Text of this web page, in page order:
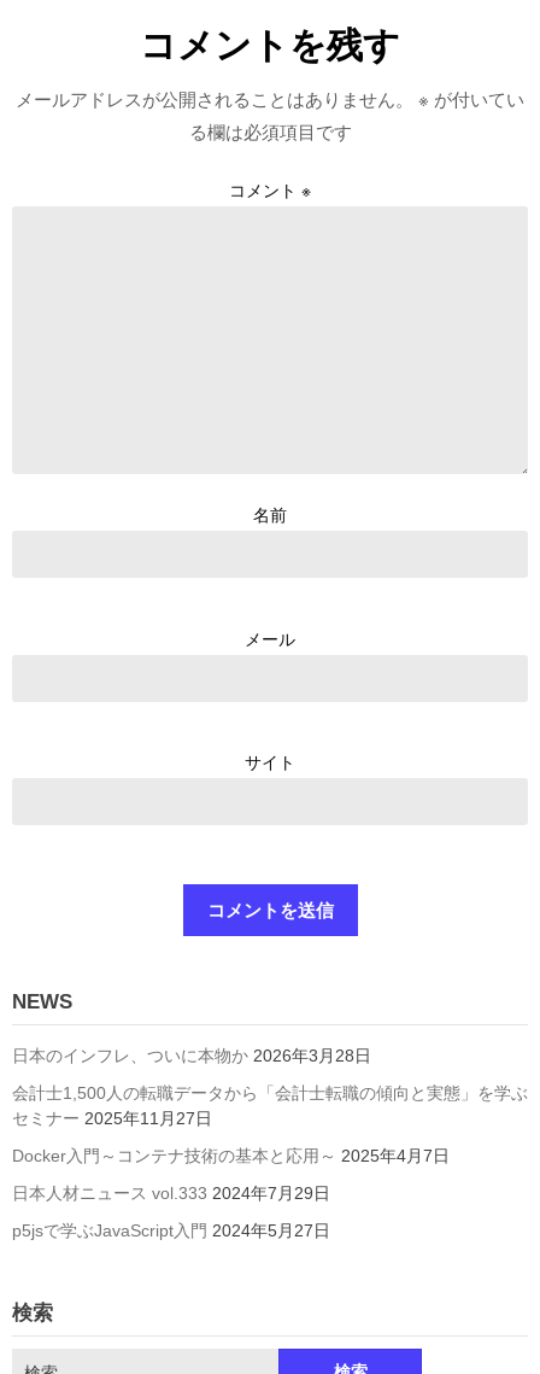
コメントを残す
メールアドレスが公開されることはありません。 ※ が付いてい
る欄は必須項目です
コメント ※
名前
メール
サイト
NEWS
日本のインフレ、ついに本物か 2026年3月28日
会計士1,500人の転職データから「会計士転職の傾向と実態」を学ぶ
セミナー 2025年11月27日
Docker入門～コンテナ技術の基本と応用～ 2025年4月7日
日本人材ニュース vol.333 2024年7月29日
p5jsで学ぶJavaScript入門 2024年5月27日
検索